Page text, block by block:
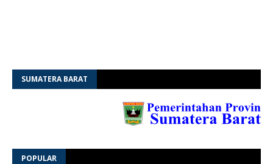
SUMATERA BARAT
POPULAR